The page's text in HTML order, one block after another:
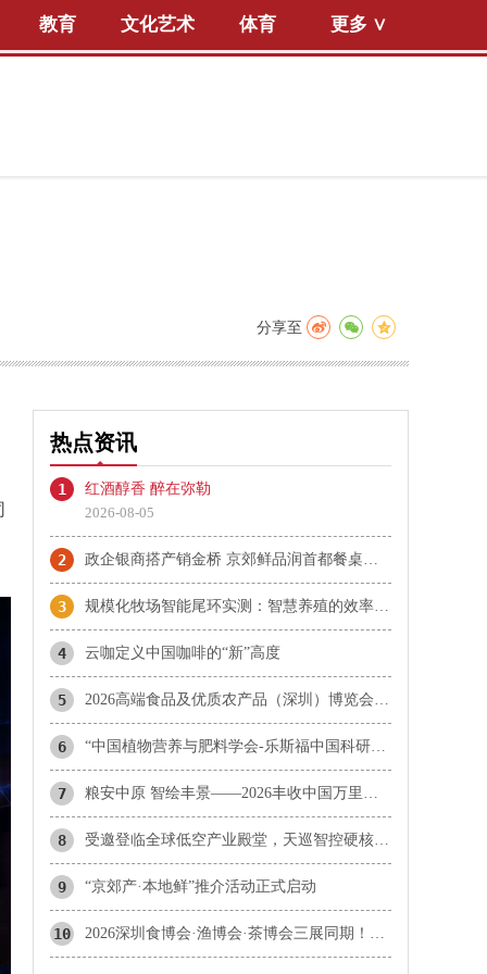
教育 文化艺术 体育 更多 ∨
分享至
热点资讯
1
红酒醇香 醉在弥勒
2026-08-05
2 政企银商搭产销金桥 京郊鲜品润首都餐桌——"京郊产·本地鲜"平谷大桃专场展销推介会圆满启幕
3 规模化牧场智能尾环实测：智慧养殖的效率升级还是概念噱头？
4 云咖定义中国咖啡的“新”高度
5 2026高端食品及优质农产品（深圳）博览会盛大开幕！
6 “中国植物营养与肥料学会-乐斯福中国科研基金” 首批入选项目正式揭晓
7 粮安中原 智绘丰景——2026丰收中国万里行启动仪式在河南鹤壁举行
8 受邀登临全球低空产业殿堂，天巡智控硬核亮相世界无人机大会
9 “京郊产·本地鲜”推介活动正式启动
10 2026深圳食博会·渔博会·茶博会三展同期！未来农业食品500强榜单申报火热进行中…